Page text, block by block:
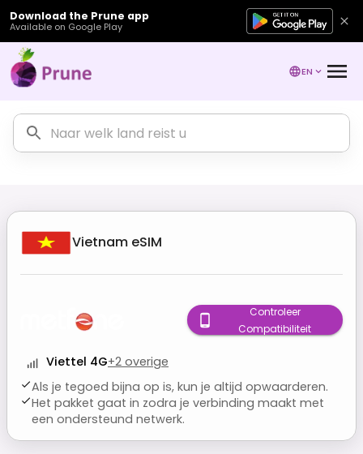
Download the Prune app
Available on Google Play
EN
Vietnam eSIM
Viettel 4G+2 overige
Als je tegoed bijna op is, kun je altijd opwaarderen.
Het pakket gaat in zodra je verbinding maakt met
een ondersteund netwerk.
Controleer
Compatibiliteit